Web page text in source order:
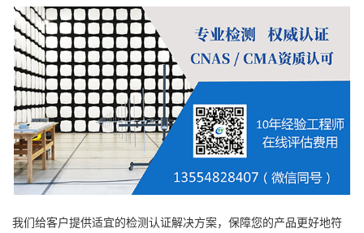
我们给客户提供适宜的检测认证解决方案，保障您的产品更好地符